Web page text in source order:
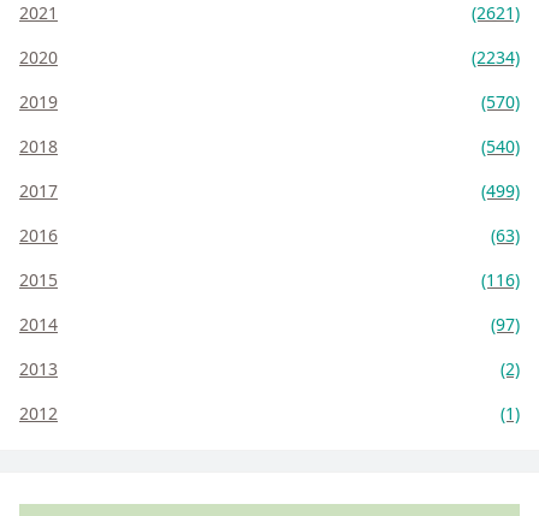
2021
(2621)
2020
(2234)
2019
(570)
2018
(540)
2017
(499)
2016
(63)
2015
(116)
2014
(97)
2013
(2)
2012
(1)